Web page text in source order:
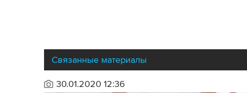
Связанные материалы
30.01.2020 12:36